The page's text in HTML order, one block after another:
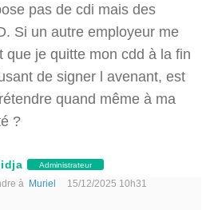
pas de cdi mais des
Si un autre employeur me
que je quitte mon cdd à la fin
de signer l avenant, est
quand même à ma
?
Administrateur
à Muriel 15/12/2025 10h31